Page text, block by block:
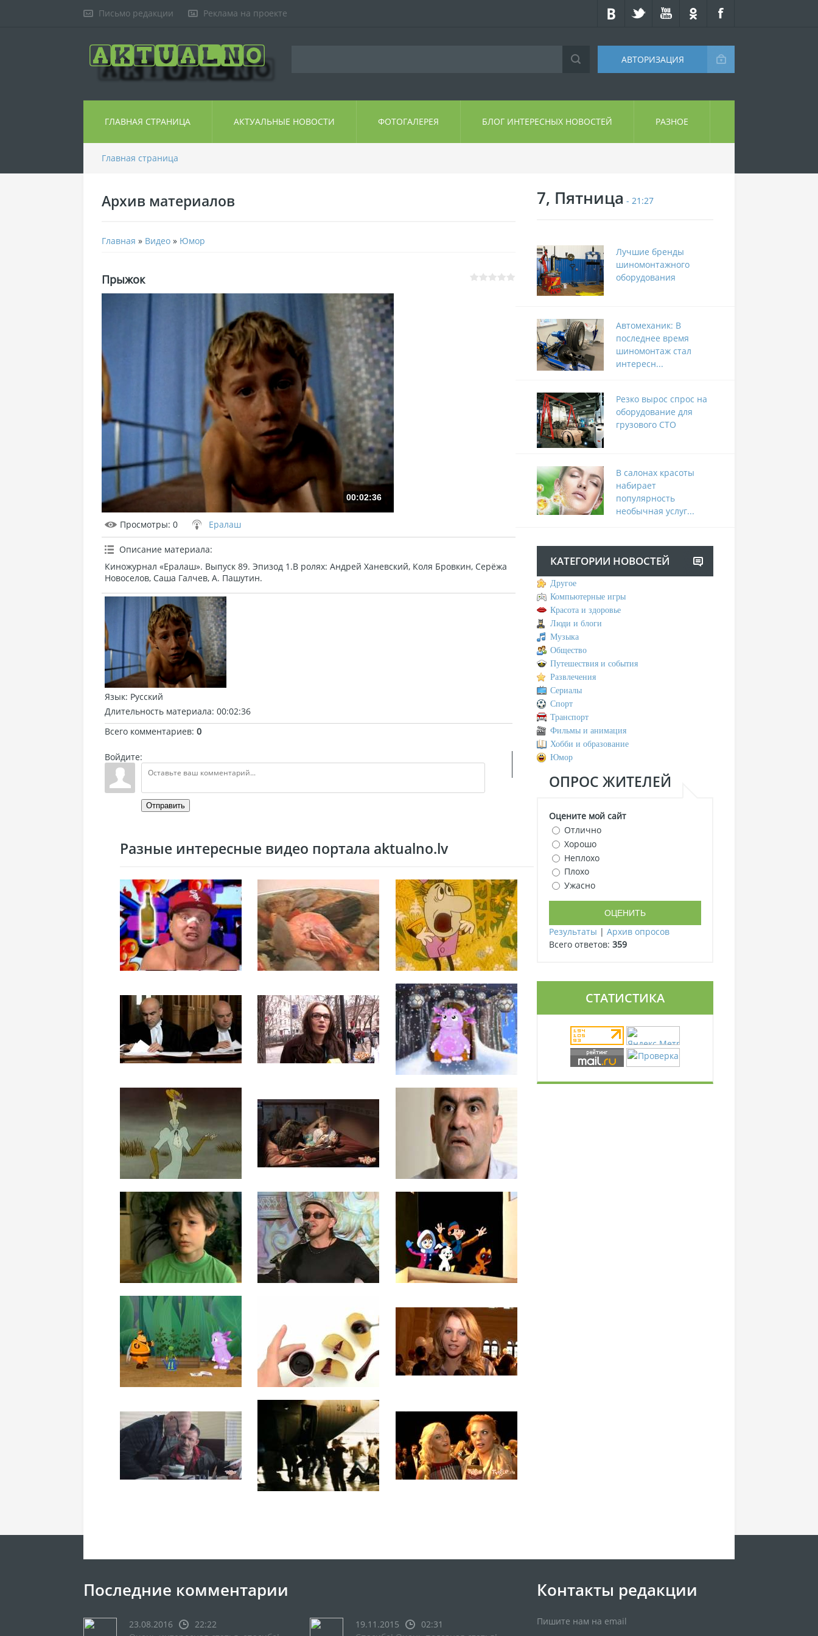
Письмо редакции Реклама на проекте
АВТОРИЗАЦИЯ
ГЛАВНАЯ СТРАНИЦА АКТУАЛЬНЫЕ НОВОСТИ ФОТОГАЛЕРЕЯ БЛОГ ИНТЕРЕСНЫХ НОВОСТЕЙ РАЗНОЕ
Главная страница
Архив материалов
Главная » Видео » Юмор
Прыжок
00:02:36
Просмотры: 0 Ералаш
Описание материала:
Киножурнал «Ералаш». Выпуск 89. Эпизод 1.В ролях: Андрей Ханевский, Коля Бровкин, Серёжа
Новоселов, Саша Галчев, А. Пашутин.
Язык: Русский
Длительность материала: 00:02:36
Всего комментариев: 0
Войдите:
Отправить
Разные интересные видео портала aktualno.lv
7, Пятница - 21:27
Лучшие бренды
шиномонтажного
оборудования
Автомеханик: В
последнее время
шиномонтаж стал
интересн...
Резко вырос спрос на
оборудование для
грузового СТО
В салонах красоты
набирает
популярность
необычная услуг...
КАТЕГОРИИ НОВОСТЕЙ
Другое
Компьютерные игры
Красота и здоровье
Люди и блоги
Музыка
Общество
Путешествия и события
Развлечения
Сериалы
Спорт
Транспорт
Фильмы и анимация
Хобби и образование
Юмор
ОПРОС ЖИТЕЛЕЙ
Оцените мой сайт
Отлично
Хорошо
Неплохо
Плохо
Ужасно
Результаты | Архив опросов
Всего ответов: 359
СТАТИСТИКА
Последние комментарии
23.08.2016
22:22
19.11.2015
02:31
Контакты редакции
Пишите нам на email